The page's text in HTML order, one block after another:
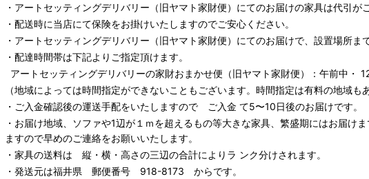
・ アートセッティングデリバリー （旧ヤマト家財便） にてのお届けの家具は代引が
・配送時に当店にて保険をお掛けいたしますのでご安心ください。
・ アートセッティングデリバリー （旧ヤマト家財便） にてのお届けで、設置場所ま
・配達時間帯は下記よりご指定頂けます。
アートセッティングデリバリーの家財おまかせ便 （旧ヤマト家財便）：午前中・
（地域によっては時間指定ができないこともございます。時間指定は有料の地域も
・ご入金確認後の運送手配をいたしますので ご入金 て5〜10日後のお届けです。
・お届け地域、ソファや1辺が１ｍを超えるもの等大きな家具、繁盛期にはお届け
ますので早めのご連絡をお願いいたします。
・家具の送料は 縦・横・高さの三辺の合計によりラ ンク分けされます。
・発送元は福井県 郵便番号 918-8173 からです。